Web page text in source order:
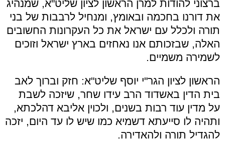
ברצוני להודות למרן הראשון לציון שליט"א, שמנהיג
את דורנו בחכמה ובאומץ, ומנחיל לרבבות של בני
תורה ולכלל עם ישראל את כל העקרונות החשובים
האלה, שבזכותם אנו נאחזים בארץ ישראל וזוכים
לשמירה משמיים.
הראשון לציון הגר"י יוסף שליט"א: חזק וברוך לאב
בית הדין באשדוד הרב עידו שחר, שיזכה לשבת
על מדין עוד רבות בשנים, ולכוין אליבא דהלכתא,
ותהיה לו סייעתא דשמיא כמו שיש לו עד היום, יזכה
להגדיל תורה ולהאדירה.